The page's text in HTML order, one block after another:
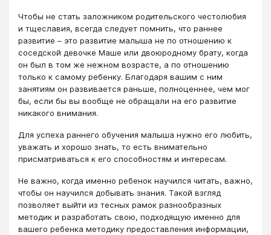
Чтобы не стать заложником родительского честолюбия
и тщеславия, всегда следует помнить, что раннее
развитие – это развитие малыша не по отношению к
соседской девочке Маше или двоюродному брату, когда
он был в том же нежном возрасте, а по отношению
только к самому ребенку. Благодаря вашим с ним
занятиям он развивается раньше, полноценнее, чем мог
бы, если бы вы вообще не обращали на его развитие
никакого внимания.
Для успеха раннего обучения малыша нужно его любить,
уважать и хорошо знать, то есть внимательно
присматриваться к его способностям и интересам.
Не важно, когда именно ребенок научился читать, важно,
чтобы он научился добывать знания. Такой взгляд
позволяет выйти из тесных рамок разнообразных
методик и разработать свою, подходящую именно для
вашего ребенка методику предоставления информации,